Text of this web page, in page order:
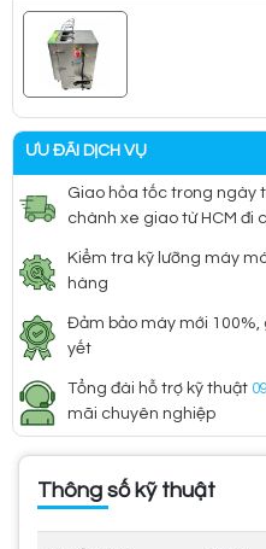
ƯU ĐÃI DỊCH VỤ
Giao hỏa tốc trong ngày
chành xe giao từ HCM đi
Kiểm tra kỹ lưỡng máy
hàng
Đảm bảo máy mới
yết
Tổng đài hỗ trợ kỹ thuật
mãi chuyên nghiệp
Thông số kỹ thuật